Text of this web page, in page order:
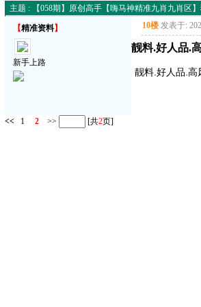
主题 : 【058期】原创高手【嗨马神精准九肖九肖区
【精准资料】
新手上路
10楼 发表于:
靓料.好人品.
靓料.好人品.高
<< 1 2 >> [共2页]